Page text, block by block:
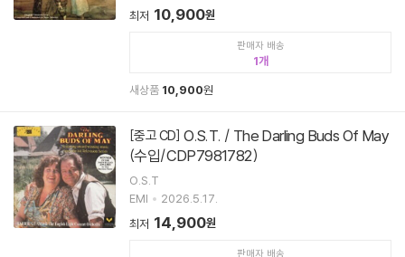
최저 10,900원
판매자 배송
1
새상품 10,900원
[중고 CD] O.S.T. / The Darling Buds Of May
(수입/CDP7981782)
O.S.T
EMI
2026.5.17.
최저 14,900원
판매자 배송